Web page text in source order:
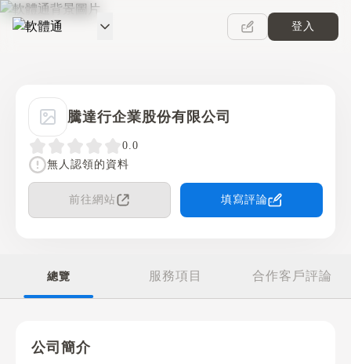
軟體通
登入
騰達行企業股份有限公司
0.0
無人認領的資料
前往網站 填寫評論
總覽 服務項目 合作客戶評論
公司簡介